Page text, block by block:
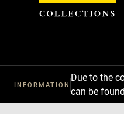
INFORMATION
Due to the
can be
Cookies management panel